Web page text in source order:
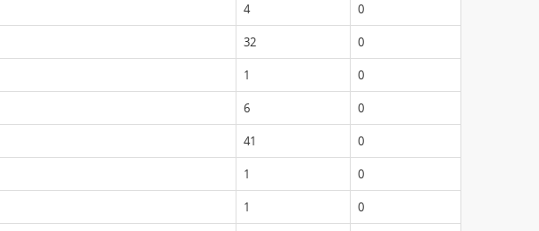
4 0
32 0
1 0
6 0
41 0
1 0
1 0